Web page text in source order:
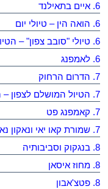
6. איים בתאילנד
6. הואה הין – טיולי יום
6. טיולי "סובב צפון" – הטיולים האולטימטיביים בצפון תאילנד
6. לאמפנג
7. הדרום הרחוק
7. הטיול המושלם לצפון – ה"טיול מעיר להר"
7. קאמפנג פט
7. שמורת קאו יאי ונאקון נאיוק
8. בנגקוק וסביבותיה
8. מחוז איסאן
8. פטצ'אבון